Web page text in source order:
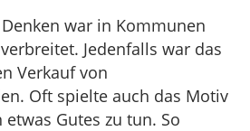
war in Kommunen
Jedenfalls war das
Verkauf von
Oft spielte auch das Motiv
Gutes zu tun. So